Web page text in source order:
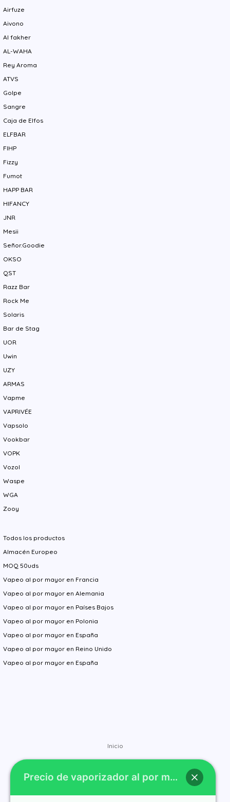
Airfuze
Aivono
Al fakher
AL-WAHA
Rey Aroma
ATVS
Golpe
Sangre
Caja de Elfos
ELFBAR
FIHP
Fizzy
Fumot
HAPP BAR
HIFANCY
JNR
Mesii
Señor.Goodie
OKSO
QST
Razz Bar
Rock Me
Solaris
Bar de Stag
UOR
Uwin
UZY
ARMAS
Vapme
VAPRIVÉE
Vapsolo
Vookbar
VOPK
Vozol
Waspe
WGA
Zooy
Todos los productos
Almacén Europeo
MOQ 50uds
Vapeo al por mayor en Francia
Vapeo al por mayor en Alemania
Vapeo al por mayor en Países Bajos
Vapeo al por mayor en Polonia
Vapeo al por mayor en España
Vapeo al por mayor en Reino Unido
Vapeo al por mayor en España
Inicio
Marcas
Contacto
Precio de vaporizador al por mayor